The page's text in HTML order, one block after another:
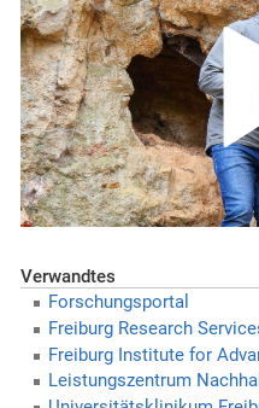
Verwandtes
Forschungsportal
Freiburg Research
Freiburg Institute for
Leistungszentrum